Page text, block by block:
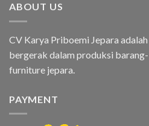
ABOUT US
CV Karya Priboemi Jepara
bergerak dalam produksi
furniture jepara.
PAYMENT